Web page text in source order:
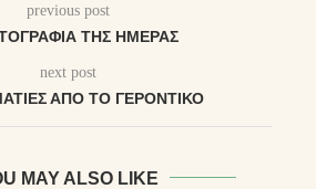
previous post
ΤΗΣ ΗΜΈΡΑΣ
next post
ΑΠΌ ΤΟ ΓΕΡΟΝΤΙΚΌ
MAY ALSO LIKE